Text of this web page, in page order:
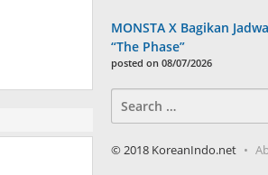
MONSTA X Bagikan
“The Phase”
posted on 08/07/2026
for:
© 2018 KoreanIndo.net